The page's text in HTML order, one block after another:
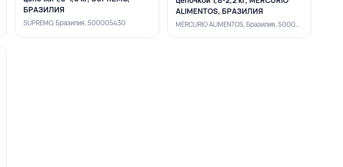
БРАЗИЛИЯ
SUPREMO, Бразилия, 500005430
ALIMENTOS, БРАЗИЛИЯ
MERCURIO ALIMENTOS, Бразилия, 500002226